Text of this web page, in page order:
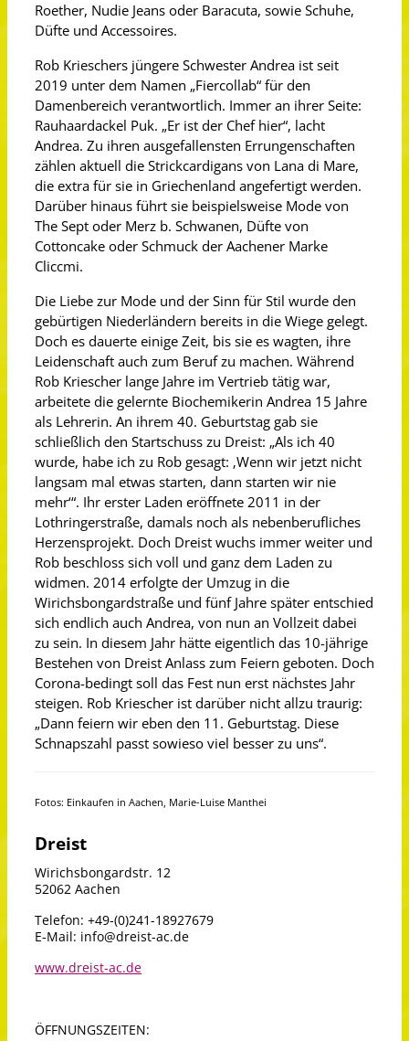
Roether, Nudie Jeans oder Baracuta, sowie Schuhe,
Düfte und Accessoires.
Rob Krieschers jüngere Schwester Andrea ist seit
2019 unter dem Namen „Fiercollab“ für den
Damenbereich verantwortlich. Immer an ihrer Seite:
Rauhaardackel Puk. „Er ist der Chef hier“, lacht
Andrea. Zu ihren ausgefallensten Errungenschaften
zählen aktuell die Strickcardigans von Lana di Mare,
die extra für sie in Griechenland angefertigt werden.
Darüber hinaus führt sie beispielsweise Mode von
The Sept oder Merz b. Schwanen, Düfte von
Cottoncake oder Schmuck der Aachener Marke
Cliccmi.
Die Liebe zur Mode und der Sinn für Stil wurde den
gebürtigen Niederländern bereits in die Wiege gelegt.
Doch es dauerte einige Zeit, bis sie es wagten, ihre
Leidenschaft auch zum Beruf zu machen. Während
Rob Kriescher lange Jahre im Vertrieb tätig war,
arbeitete die gelernte Biochemikerin Andrea 15 Jahre
als Lehrerin. An ihrem 40. Geburtstag gab sie
schließlich den Startschuss zu Dreist: „Als ich 40
wurde, habe ich zu Rob gesagt: ‚Wenn wir jetzt nicht
langsam mal etwas starten, dann starten wir nie
mehr‘“. Ihr erster Laden eröffnete 2011 in der
Lothringerstraße, damals noch als nebenberufliches
Herzensprojekt. Doch Dreist wuchs immer weiter und
Rob beschloss sich voll und ganz dem Laden zu
widmen. 2014 erfolgte der Umzug in die
Wirichsbongardstraße und fünf Jahre später entschied
sich endlich auch Andrea, von nun an Vollzeit dabei
zu sein. In diesem Jahr hätte eigentlich das 10-jährige
Bestehen von Dreist Anlass zum Feiern geboten. Doch
Corona-bedingt soll das Fest nun erst nächstes Jahr
steigen. Rob Kriescher ist darüber nicht allzu traurig:
„Dann feiern wir eben den 11. Geburtstag. Diese
Schnapszahl passt sowieso viel besser zu uns“.
Fotos: Einkaufen in Aachen, Marie-Luise Manthei
Dreist
Wirichsbongardstr. 12
52062 Aachen
Telefon: +49-(0)241-18927679
E-Mail: info@dreist-ac.de
www.dreist-ac.de
ÖFFNUNGSZEITEN: